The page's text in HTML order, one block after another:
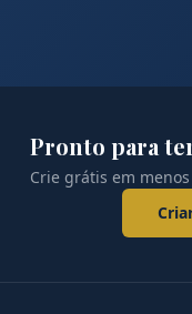
Pronto para
Crie grátis em